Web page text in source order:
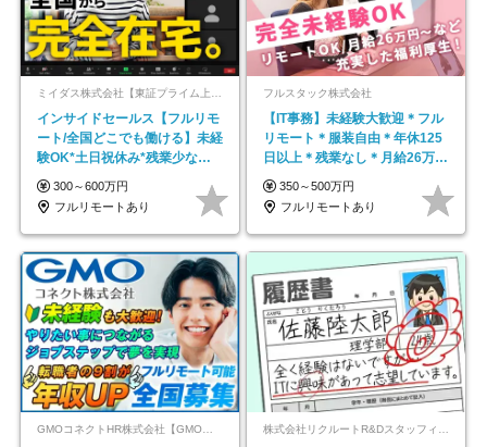
ミイダス株式会社【東証プライム上場パーソルグループ】
インサイドセールス【フルリモ
ート/全国どこでも働ける】未経
験OK*土日祝休み*残業少なめ*
在宅勤務手当あり
300～600万円
フルリモートあり
フルスタック株式会社
【IT事務】未経験大歓迎＊フル
リモート＊服装自由＊年休125
日以上＊残業なし＊月給26万円
以上
350～500万円
フルリモートあり
GMOコネクトHR株式会社【GMOインターネットグループ】